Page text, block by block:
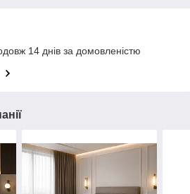
14 днів за домовленістю